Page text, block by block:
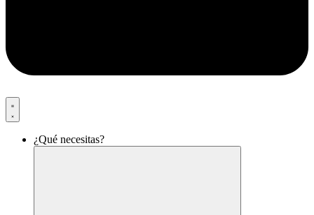
¿Qué necesitas?